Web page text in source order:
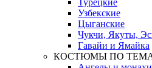
Турецкие
Узбекские
Цыганские
Чукчи, Якуты,
Гавайи и Ямайка
КОСТЮМЫ ПО